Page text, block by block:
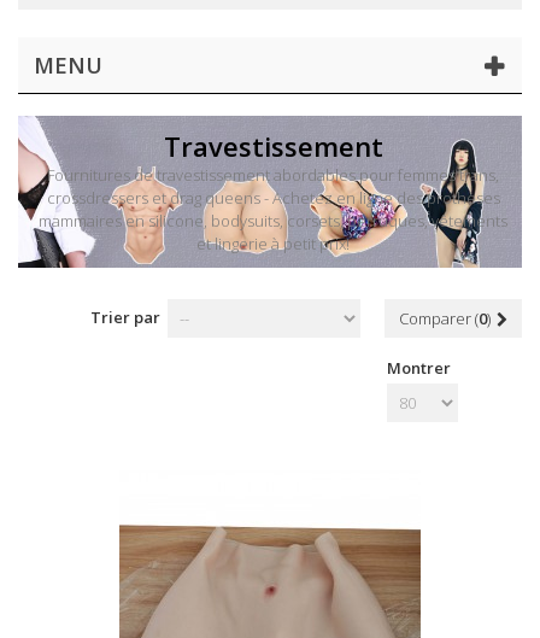
MENU
Travestissement
Fournitures de travestissement abordables pour femmes trans,
crossdressers et drag queens - Achetez en ligne des prothèses
mammaires en silicone, bodysuits, corsets, perruques, vêtements
et lingerie à petit prix!
Comparer (0)
Trier par
Montrer